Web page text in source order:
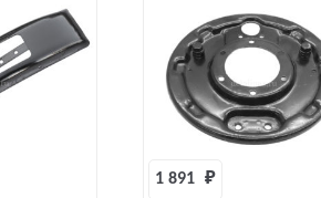
1 891 ₽